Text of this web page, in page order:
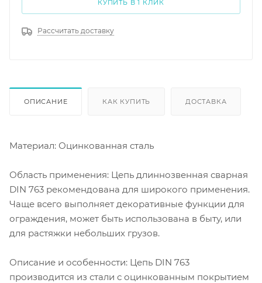
КУПИТЬ В 1 КЛИК
Рассчитать доставку
ОПИСАНИЕ КАК КУПИТЬ ДОСТАВКА
Материал: Оцинкованная сталь
Область применения: Цепь длиннозвенная сварная
DIN 763 рекомендована для широкого применения.
Чаще всего выполняет декоративные функции для
ограждения, может быть использована в быту, или
для растяжки небольших грузов.
Описание и особенности: Цепь DIN 763
производится из стали с оцинкованным покрытием